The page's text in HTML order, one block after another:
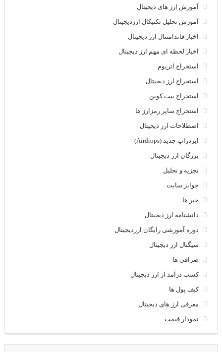
آموزش ارز های دیجیتال
آموزش تحلیل تکنیکال ارزدیجیتال
اخبار فاندامنتال ارز دیجیتال
اخبار لحظه ای مهم ارز دیجیتال
استخراج اتریوم
استخراج ارز دیجیتال
استخراج بیت کوین
استخراج سایر رمزارز ها
اصطلاحات ارز دیجیتال
ایردراپ جدید (Airdrops)
بزرگان ارز دیجیتال
تجزیه و تحلیل
جوایز سایت
خبر ها
دانشنامه ارز دیجیتال
دوره آموزشی رایگان ارزدیجیتال
سیگنال ارز دیجیتال
صرافی ها
کسب درآمد از ارز دیجیتال
کیف پول ها
معرفی ارز های دیجیتال
نمودار قیمت